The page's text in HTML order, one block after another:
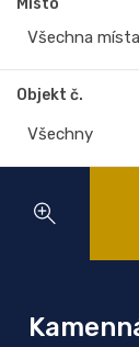
Všechna místa
Objekt č.